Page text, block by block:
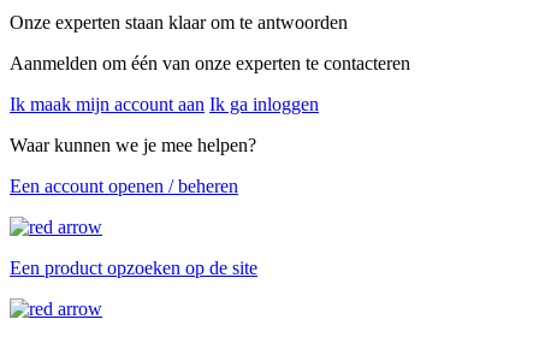
Onze experten staan klaar om te antwoorden
Aanmelden om één van onze experten te contacteren
Ik maak mijn account aan Ik ga inloggen
Waar kunnen we je mee helpen?
Een account openen / beheren
Een product opzoeken op de site